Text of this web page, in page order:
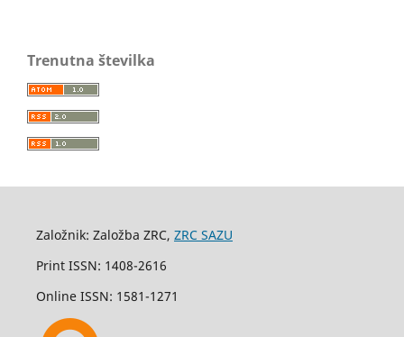
Trenutna številka
Založnik: Založba ZRC, ZRC SAZU
Print ISSN: 1408-2616
Online ISSN: 1581-1271